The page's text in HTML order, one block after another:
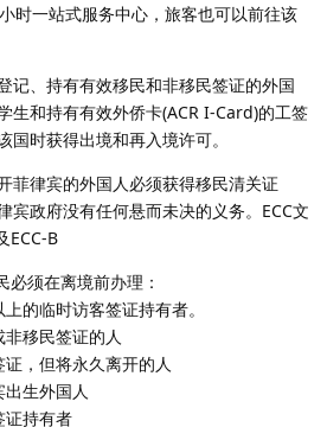
时一站式服务中心，旅客也可以前往该
记、持有有效移民和非移民签证的外国
生和持有有效外侨卡(ACR I-Card)的工签
时获得出境和再入境许可。
菲律宾的外国人必须获得移民清关证
宾政府没有任何悬而未决的义务。ECC文
ECC-B
必须在离境前办理：
的临时访客签证持有者。
移民签证的人
，但将永久离开的人
生外国人
证持有者